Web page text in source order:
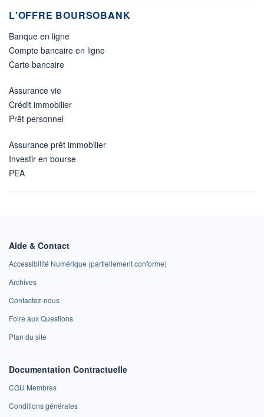
L'OFFRE BOURSOBANK
Banque en ligne
Compte bancaire en ligne
Carte bancaire
Assurance vie
Crédit immobilier
Prêt personnel
Assurance prêt immobilier
Investir en bourse
PEA
Aide & Contact
Accessibilité Numérique (partiellement conforme)
Archives
Contactez-nous
Foire aux Questions
Plan du site
Documentation Contractuelle
CGU Membres
Conditions générales